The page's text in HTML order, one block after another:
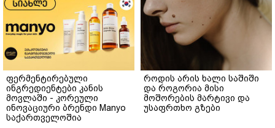
ფერმენტირებული
ინგრედიენტები კანის
მოვლაში - კორეული
ინოვაციური ბრენდი Manyo
საქართველოშია
როდის არის ხალი საშიში
და როგორია მისი
მოშორების მარტივი და
უსაფრთხო გზები